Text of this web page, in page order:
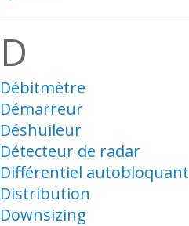
D
Débitmètre
Démarreur
Déshuileur
Détecteur de radar
Différentiel autobloquant
Distribution
Downsizing